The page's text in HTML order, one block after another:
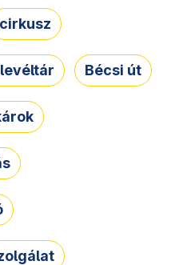
cirkusz
Bécsi út